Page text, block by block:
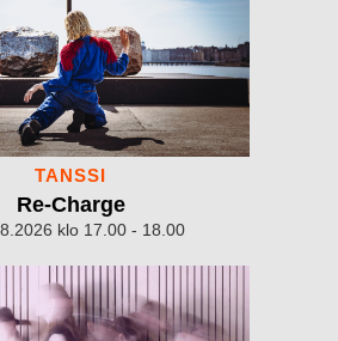
TANSSI
Re-Charge
klo 17.00 - 18.00